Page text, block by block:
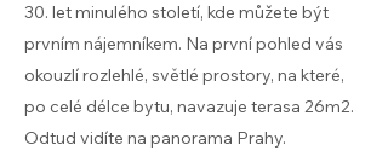
30. let minulého století, kde můžete být
prvním nájemníkem. Na první pohled vás
okouzlí rozlehlé, světlé prostory, na které,
po celé délce bytu, navazuje terasa 26m2.
Odtud vidíte na panorama Prahy.